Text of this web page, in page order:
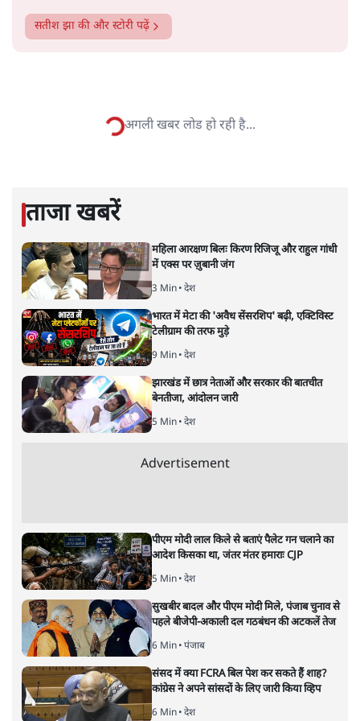
विश्लेषणात्मक और मानवीय स्वरों में से एक हैं। शिक्षा, समाज,
नतीजों पर परदे डालता घोषणा प्रधान
बजट!
यह बजट नीतिगत नतीजों से ज़्यादा घोषणाओं पर टिका क्यों दिखता
है? आंकड़ों, ज़मीनी हकीकत और वादों के बीच घोषणा-प्रधान बजट
की आलोचनात्मक पड़ताल।
केंद्रीय वित्तमंत्री निर्मला सीतारमण द्वारासंसद में प्रस्तुत साल
2026—27 का केंद्रीय बजट बीजेपी और प्रधानमंत्री नरेंद्र मोदी